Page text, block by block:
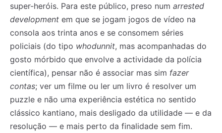
super-heróis. Para este público, preso num arrested
development em que se jogam jogos de vídeo na
consola aos trinta anos e se consomem séries
policiais (do tipo whodunnit, mas acompanhadas do
gosto mórbido que envolve a actividade da polícia
científica), pensar não é associar mas sim fazer
contas; ver um filme ou ler um livro é resolver um
puzzle e não uma experiência estética no sentido
clássico kantiano, mais desligado da utilidade — e da
resolução — e mais perto da finalidade sem fim.